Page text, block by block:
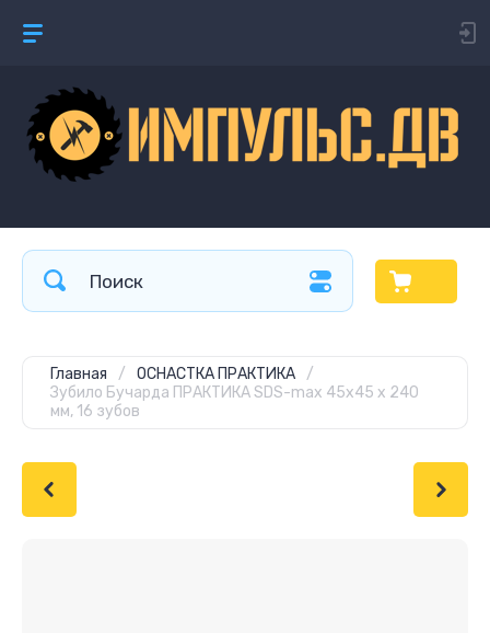
Главная / ОСНАСТКА ПРАКТИКА
/
Зубило Бучарда ПРАКТИКА SDS-max 45x45 х 240
мм, 16 зубов